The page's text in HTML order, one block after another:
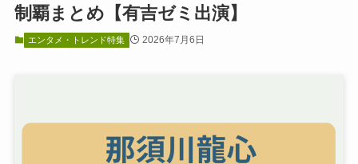
制覇まとめ【有吉ゼミ出演】
エンタメ・トレンド特集 2026年7月6日